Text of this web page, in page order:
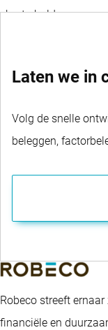
charterholder.
Laten we in
Volg de snelle
beleggen,
Robeco streeft
financiële en